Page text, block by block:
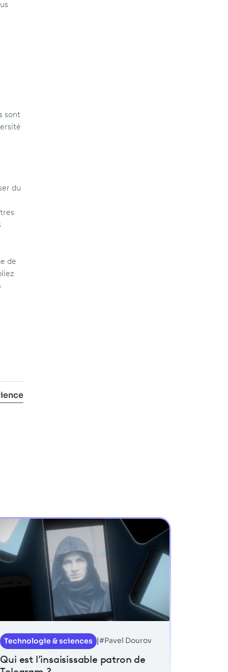
sont
du
de
Technologie & sciences |#Pavel Dourov
Qui est l’insaisissable patron de